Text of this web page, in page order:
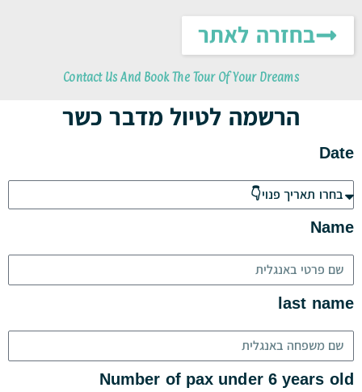
לתוכן
בחזרה לאתר
Contact Us And Book The Tour Of Your Dreams
הרשמה לטיול מדבר כשר
Date
Name
last name
Number of pax under 6 years old